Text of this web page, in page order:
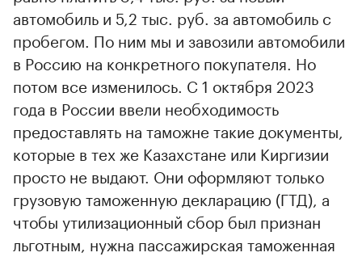
автомобиль и 5,2 тыс. руб. за автомобиль с
пробегом. По ним мы и завозили автомобили
в Россию на конкретного покупателя. Но
потом все изменилось. С 1 октября 2023
года в России ввели необходимость
предоставлять на таможне такие документы,
которые в тех же Казахстане или Киргизии
просто не выдают. Они оформляют только
грузовую таможенную декларацию (ГТД), а
чтобы утилизационный сбор был признан
льготным, нужна пассажирская таможенная